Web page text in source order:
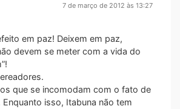
7 de março de 2012 às 13:27
em paz! Deixem em paz,
devem se meter com a vida do
que se incomodam com o fato de
isso, Itabuna não tem